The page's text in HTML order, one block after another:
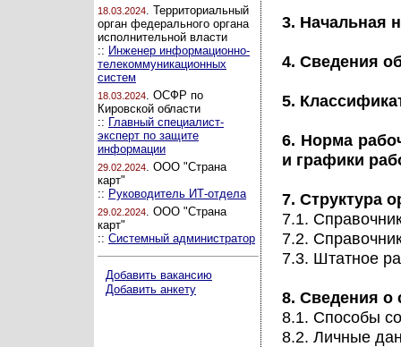
18.03.2024. Территориальный
орган федерального органа
исполнительной власти
:: Инженер информационно-
телекоммуникационных
систем
18.03.2024. ОСФР по
Кировской области
:: Главный специалист-
эксперт по защите
информации
29.02.2024. ООО "Страна
карт"
:: Руководитель ИТ-отдела
29.02.2024. ООО "Страна
карт"
:: Системный администратор
Добавить вакансию
Добавить анкету
3. Начальная
4. Сведения
5.
6. Норма
и графики
7. Структура
7.1.
7.2.
7.3. Штатное
8. Сведения о
8.1. Способы
8.2. Личные